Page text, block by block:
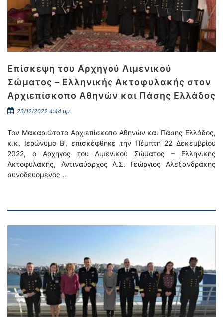
Επίσκεψη του Αρχηγού Λιμενικού
Σώματος – Ελληνικής Ακτοφυλακής στον
Αρχιεπίσκοπο Αθηνών και Πάσης Ελλάδος
23/12/2022 4:44 μμ.
Τον Μακαριώτατο Αρχιεπίσκοπο Αθηνών και Πάσης Ελλάδος,
κ.κ. Ιερώνυμο Β’, επισκέφθηκε την Πέμπτη 22 Δεκεμβρίου
2022, ο Αρχηγός του Λιμενικού Σώματος – Ελληνικής
Ακτοφυλακής, Αντιναύαρχος Λ.Σ. Γεώργιος Αλεξανδράκης
συνοδευόμενος …